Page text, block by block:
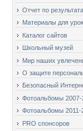
Отчет по
Материалы для
Каталог сайтов
Школьный музей
Мир наших
О защите
Безопасный
Фотоальбомы 2007-
Фотоальбомы 2011-
PRO спонсоров